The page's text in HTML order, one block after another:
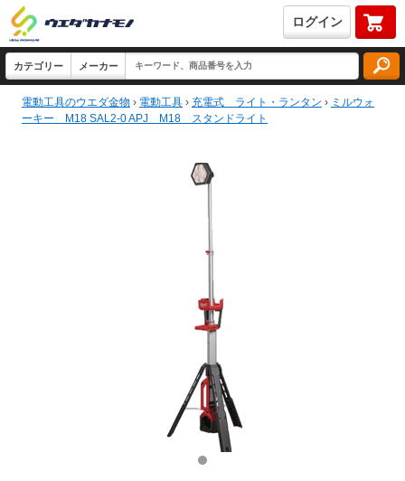
ログイン
電動工具のウエダ金物 › 電動工具 › 充電式 ライト・ランタン › ミルウォ
ーキー M18 SAL2-0 APJ M18 スタンドライト